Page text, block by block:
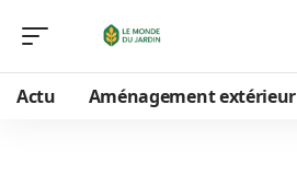
Actu Aménagement extérieur